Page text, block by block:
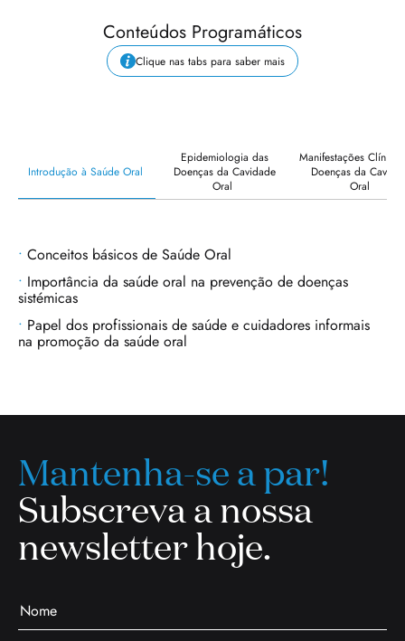
Conteúdos Programáticos
Clique nas tabs para saber mais
Introdução à Saúde Oral
Epidemiologia das
Doenças da Cavidade
Oral
Manifestações
Doenças da
Oral
Conceitos básicos de Saúde Oral
Importância da saúde oral na prevenção de doenças
sistémicas
Papel dos profissionais de saúde e cuidadores informais
na promoção da saúde oral
Mantenha-se a par!
Subscreva a nossa
newsletter hoje.